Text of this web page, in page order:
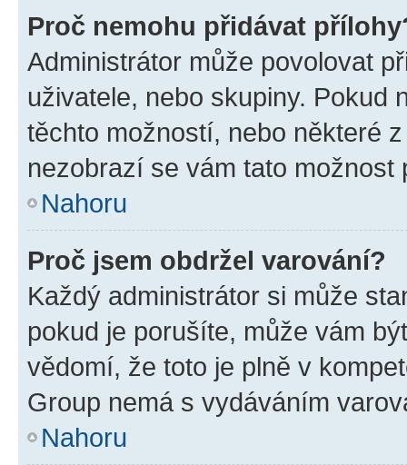
Proč nemohu přidávat
Administrátor může povolovat
uživatele, nebo skupiny. Pokud
těchto možností, nebo některé
nezobrazí se vám tato
Nahoru
Proč jsem obdržel varování?
Každý administrátor si může
pokud je porušíte, může vám
vědomí, že toto je plně v
Group nemá s vydáváním
Nahoru